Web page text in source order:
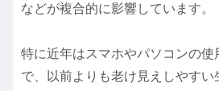
などが複合的に影響しています。
特に近年はスマホやパソコンの使
で、以前よりも老け見えしやすい